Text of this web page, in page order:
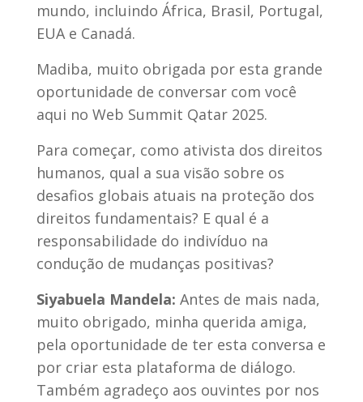
mundo, incluindo África, Brasil, Portugal,
EUA e Canadá.
Madiba, muito obrigada por esta grande
oportunidade de conversar com você
aqui no Web Summit Qatar 2025.
Para começar, como ativista dos direitos
humanos, qual a sua visão sobre os
desafios globais atuais na proteção dos
direitos fundamentais? E qual é a
responsabilidade do indivíduo na
condução de mudanças positivas?
Siyabuela Mandela: Antes de mais nada,
muito obrigado, minha querida amiga,
pela oportunidade de ter esta conversa e
por criar esta plataforma de diálogo.
Também agradeço aos ouvintes por nos